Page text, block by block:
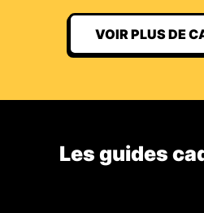
VOIR PLUS DE
Les guides